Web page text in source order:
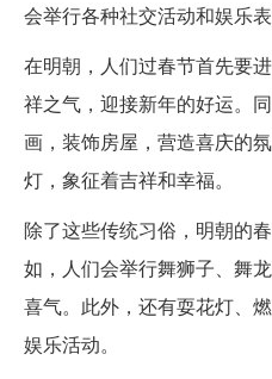
会举行各种社交活动和娱乐表
在明朝，人们过春节首先要
祥之气，迎接新年的好运。
画，装饰房屋，营造喜庆的
灯，象征着吉祥和幸福。
除了这些传统习俗，明朝的
如，人们会举行舞狮子、舞
喜气。此外，还有耍花灯、
娱乐活动。